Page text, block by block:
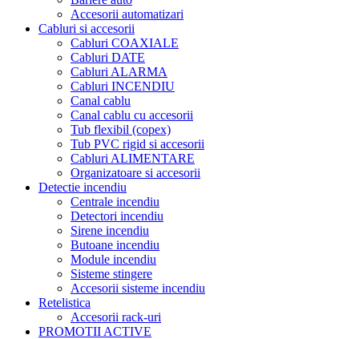
Accesorii automatizari
Cabluri si accesorii
Cabluri COAXIALE
Cabluri DATE
Cabluri ALARMA
Cabluri INCENDIU
Canal cablu
Canal cablu cu accesorii
Tub flexibil (copex)
Tub PVC rigid si accesorii
Cabluri ALIMENTARE
Organizatoare si accesorii
Detectie incendiu
Centrale incendiu
Detectori incendiu
Sirene incendiu
Butoane incendiu
Module incendiu
Sisteme stingere
Accesorii sisteme incendiu
Retelistica
Accesorii rack-uri
PROMOTII ACTIVE